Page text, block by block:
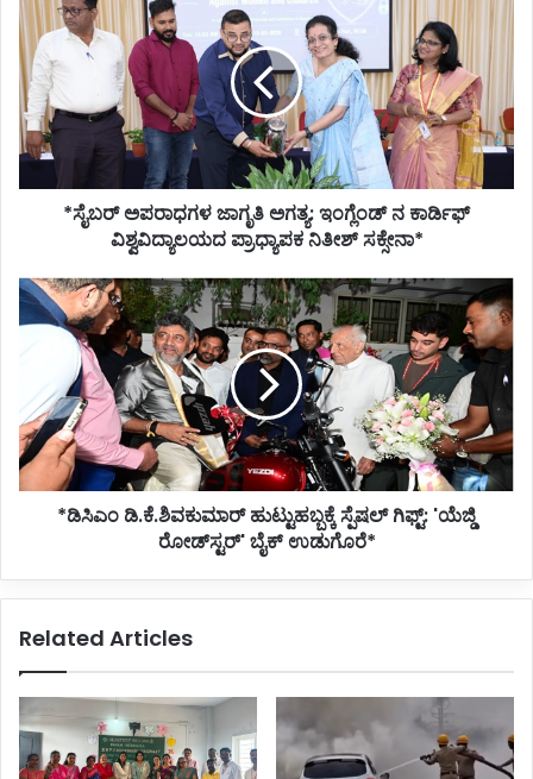
ಅಪರಾಧಗಳ
ಜಾಗೃತಿ
ಅಗತ್ಯ:
ಇಂಗ್ಲೆಂಡ್
ನ
ಕಾರ್ಡಿಫ್
ವಿಶ್ವವಿದ್ಯಾಲಯದ
ಪ್ರಾಧ್ಯಾಪಕ
*ಸೈಬರ್ ಅಪರಾಧಗಳ ಜಾಗೃತಿ ಅಗತ್ಯ: ಇಂಗ್ಲೆಂಡ್ ನ ಕಾರ್ಡಿಫ್
ವಿಶ್ವವಿದ್ಯಾಲಯದ ಪ್ರಾಧ್ಯಾಪಕ ನಿತೀಶ್ ಸಕ್ಸೇನಾ*
*ಡಿಸಿಎಂ
ಡಿ.ಕೆ.ಶಿವಕುಮಾರ್‌
ಹುಟ್ಟುಹಬ್ಬಕ್ಕೆ
'ಯೆಜ್ಡಿ
ರೋಡ್‌ಸ್ಟರ್'
ಬೈಕ್
ಉಡುಗೊರೆ*
*ಡಿಸಿಎಂ ಡಿ.ಕೆ.ಶಿವಕುಮಾರ್‌ ಹುಟ್ಟುಹಬ್ಬಕ್ಕೆ ಸ್ಪೆಷಲ್ ಗಿಫ್ಟ್: 'ಯೆಜ್ಡಿ
ರೋಡ್‌ಸ್ಟರ್' ಬೈಕ್ ಉಡುಗೊರೆ*
Related Articles